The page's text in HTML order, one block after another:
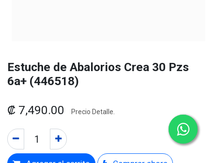
Estuche de Abalorios Crea 30 Pzs
6a+ (446518)
₡ 7,490.00 Precio Detalle.